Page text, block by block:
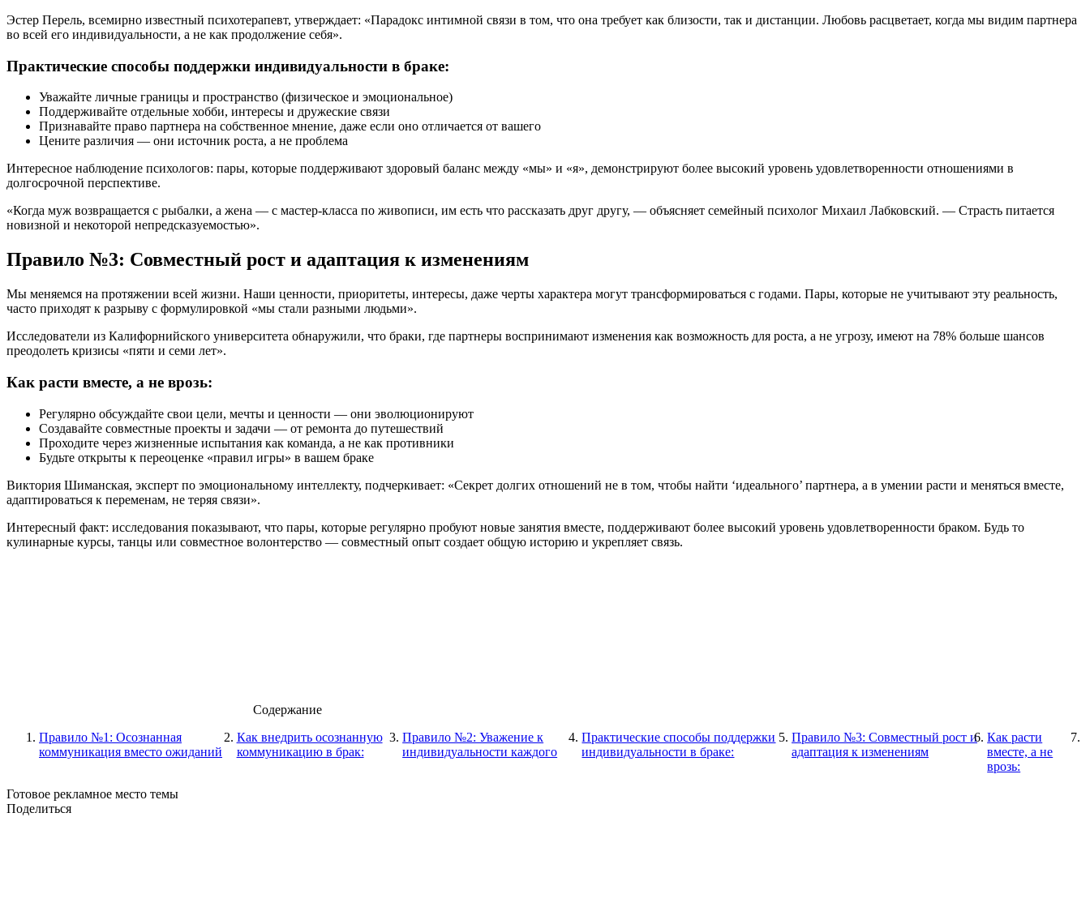
Эстер Перель, всемирно известный психотерапевт, утверждает: «Парадокс интимной связи в том, что она требует как близости, так и дистанции. Любовь расцветает, когда мы видим партнера
во всей его индивидуальности, а не как продолжение себя».
Практические способы поддержки индивидуальности в браке:
Уважайте личные границы и пространство (физическое и эмоциональное)
Поддерживайте отдельные хобби, интересы и дружеские связи
Признавайте право партнера на собственное мнение, даже если оно отличается от вашего
Цените различия — они источник роста, а не проблема
Интересное наблюдение психологов: пары, которые поддерживают здоровый баланс между «мы» и «я», демонстрируют более высокий уровень удовлетворенности отношениями в
долгосрочной перспективе.
«Когда муж возвращается с рыбалки, а жена — с мастер-класса по живописи, им есть что рассказать друг другу, — объясняет семейный психолог Михаил Лабковский. — Страсть питается
новизной и некоторой непредсказуемостью».
Правило №3: Совместный рост и адаптация к изменениям
Мы меняемся на протяжении всей жизни. Наши ценности, приоритеты, интересы, даже черты характера могут трансформироваться с годами. Пары, которые не учитывают эту реальность,
часто приходят к разрыву с формулировкой «мы стали разными людьми».
Исследователи из Калифорнийского университета обнаружили, что браки, где партнеры воспринимают изменения как возможность для роста, а не угрозу, имеют на 78% больше шансов
преодолеть кризисы «пяти и семи лет».
Как расти вместе, а не врозь:
Регулярно обсуждайте свои цели, мечты и ценности — они эволюционируют
Создавайте совместные проекты и задачи — от ремонта до путешествий
Проходите через жизненные испытания как команда, а не как противники
Будьте открыты к переоценке «правил игры» в вашем браке
Виктория Шиманская, эксперт по эмоциональному интеллекту, подчеркивает: «Секрет долгих отношений не в том, чтобы найти ‘идеального’ партнера, а в умении расти и меняться вместе,
адаптироваться к переменам, не теряя связи».
Интересный факт: исследования показывают, что пары, которые регулярно пробуют новые занятия вместе, поддерживают более высокий уровень удовлетворенности браком. Будь то
кулинарные курсы, танцы или совместное волонтерство — совместный опыт создает общую историю и укрепляет связь.
Содержание
Правило №1: Осознанная
коммуникация вместо ожиданий
Как внедрить осознанную
коммуникацию в брак:
Правило №2: Уважение к
индивидуальности каждого
Практические способы поддержки
индивидуальности в браке:
Правило №3: Совместный рост и
адаптация к изменениям
Как расти
вместе, а не
врозь:
Готовое рекламное место темы
Поделиться